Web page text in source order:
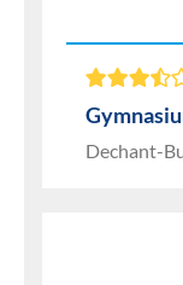
Dechant-